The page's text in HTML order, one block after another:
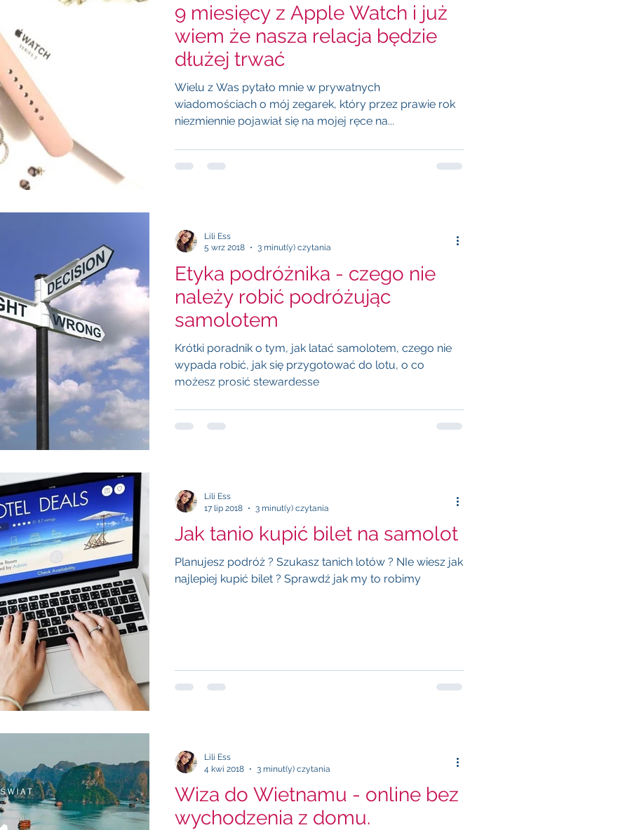
9 miesięcy z Apple Watch i już
wiem że nasza relacja będzie
dłużej trwać
Wielu z Was pytało mnie w prywatnych
wiadomościach o mój zegarek, który przez prawie rok
niezmiennie pojawiał się na mojej ręce na...
Etyka podróżnika - czego nie
należy robić podróżując
samolotem
Krótki poradnik o tym, jak latać samolotem, czego nie
wypada robić, jak się przygotować do lotu, o co
możesz prosić stewardesse
Lili Ess
5 wrz 2018
3 minut(y) czytania
Jak tanio kupić bilet na samolot
Planujesz podróż ? Szukasz tanich lotów ? NIe wiesz jak
najlepiej kupić bilet ? Sprawdź jak my to robimy
Lili Ess
17 lip 2018
3 minut(y) czytania
Wiza do Wietnamu - online bez
wychodzenia z domu.
Lili Ess
4 kwi 2018
3 minut(y) czytania